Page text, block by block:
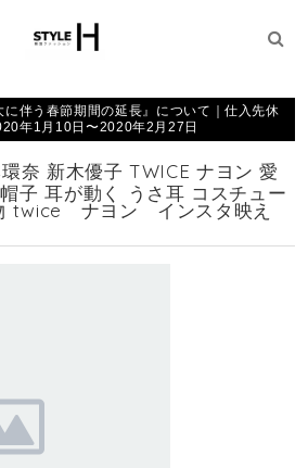
に伴う春節期間の延長』について｜仕入先休
年1月10日〜2020年2月27日
環奈 新木優子 TWICE ナヨン 愛
子 耳が動く うさ耳 コスチュー
twice ナヨン インスタ映え